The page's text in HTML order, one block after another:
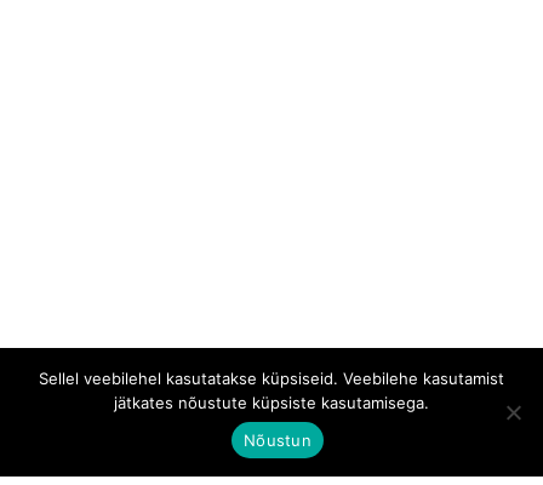
Sellel veebilehel kasutatakse küpsiseid. Veebilehe kasutamist
jätkates nõustute küpsiste kasutamisega.
Nõustun